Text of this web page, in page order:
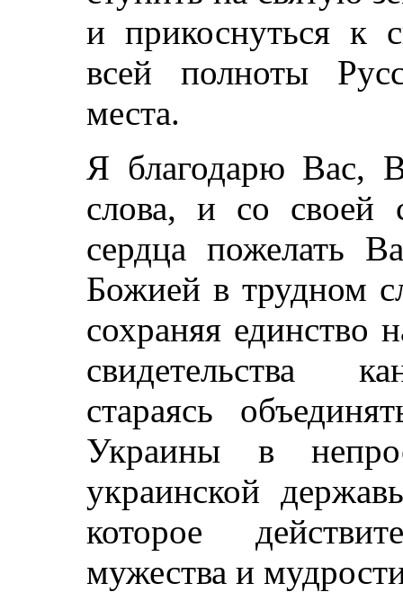
и прикоснуться к
всей полноты
места.
Я благодарю Вас,
слова, и со своей
сердца пожелать
Божией в трудном
сохраняя единство
свидетельства
стараясь
Украины в
украинской
которое
мужества и